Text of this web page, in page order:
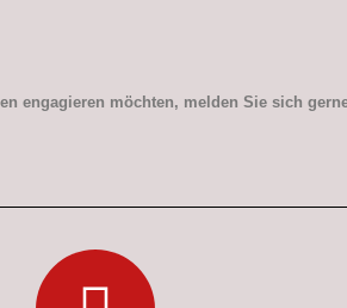
engagieren möchten, melden Sie sich